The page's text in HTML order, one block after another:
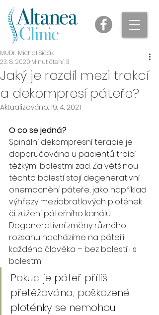
Jaký je rozdíl mezi trakcí
a dekompresí páteře?
MUDr. Michal Sičák
23. 8. 2020 Minut čtení: 3
Aktualizováno: 19. 4. 2021
O co se jedná?
Spinální dekompresní terapie je
doporučována u pacientů trpící
těžkými bolestmi zad. Za většinou
těchto bolestí stojí degenerativní
onemocnění páteře, jako například
výhřezy meziobratlových plotének
či zúžení páteřního kanálu.
Degenerativní změny různého
rozsahu nacházíme na páteři
každého člověka – bez bolestí i s
bolestmi.
Pokud je páteř příliš
přetěžována, poškozené
ploténky se nemohou